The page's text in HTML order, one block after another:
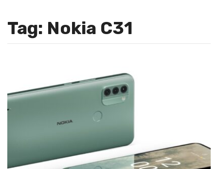
Tag: Nokia C31